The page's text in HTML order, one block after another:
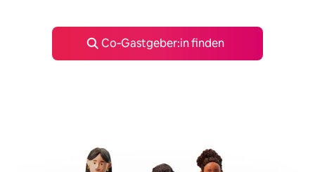
Co‑Gastgeber:in finden